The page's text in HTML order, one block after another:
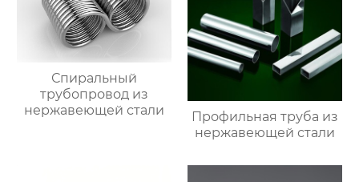
Спиральный
трубопровод из
нержавеющей стали
Профильная труба из
нержавеющей стали